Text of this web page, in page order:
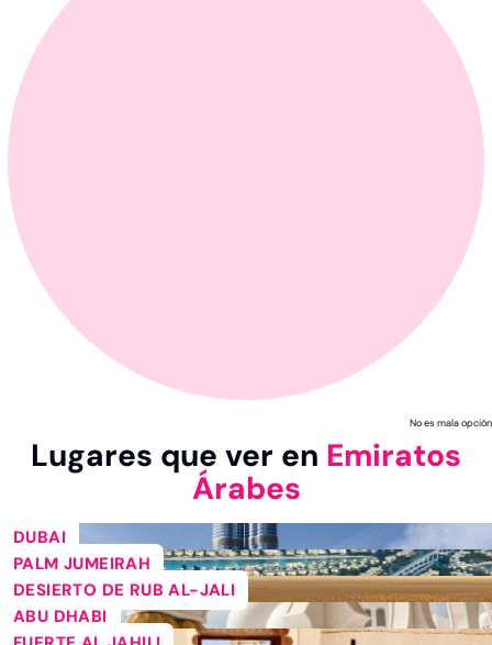
No es mala opción
Lugares que ver en Emiratos
Árabes
DUBAI
PALM JUMEIRAH
DESIERTO DE RUB AL-JALI
ABU DHABI